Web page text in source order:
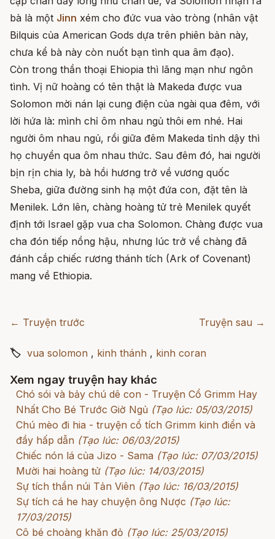
bà là một Jinn xém cho đức vua vào tròng (nhân vật
Bilquis của American Gods dựa trên phiên bản này,
chưa kể bà này còn nuốt bạn tình qua âm đạo).
Còn trong thần thoại Ehiopia thì lãng mạn như ngôn
tình. Vị nữ hoàng có tên thật là Makeda được vua
Solomon mời nán lại cung điện của ngài qua đêm, với
lời hứa là: mình chỉ ôm nhau ngủ thôi em nhé. Hai
người ôm nhau ngủ, rồi giữa đêm Makeda tỉnh dậy thì
họ chuyển qua ôm nhau thức. Sau đêm đó, hai người
bịn rịn chia ly, bà hồi hương trở về vương quốc
Sheba, giữa đường sinh hạ một đứa con, đặt tên là
Menilek. Lớn lên, chàng hoàng tử trẻ Menilek quyết
định tới Israel gặp vua cha Solomon. Chàng được vua
cha đón tiếp nồng hậu, nhưng lúc trở về chàng đã
đánh cắp chiếc rương thánh tích (Ark of Covenant)
mang về Ethiopia.
← Truyện trước Truyện sau →
🏷 vua solomon , kinh thánh , kinh coran
Xem ngay truyện hay khác
Chó sói và bảy chú dê con - Truyện Cổ Grimm Hay
Nhất Cho Bé Trước Giờ Ngủ (Tạo lúc: 05/03/2015)
Chú mèo đi hia - truyện cổ tích Grimm kinh điển và
đầy hấp dẫn (Tạo lúc: 06/03/2015)
Chiếc nón lá của Jizo - Sama (Tạo lúc: 07/03/2015)
Mười hai hoàng tử (Tạo lúc: 14/03/2015)
Sự tích thần núi Tản Viên (Tạo lúc: 16/03/2015)
Sự tích cá he hay chuyện ông Nược (Tạo lúc:
17/03/2015)
Cô bé choàng khăn đỏ (Tạo lúc: 25/03/2015)